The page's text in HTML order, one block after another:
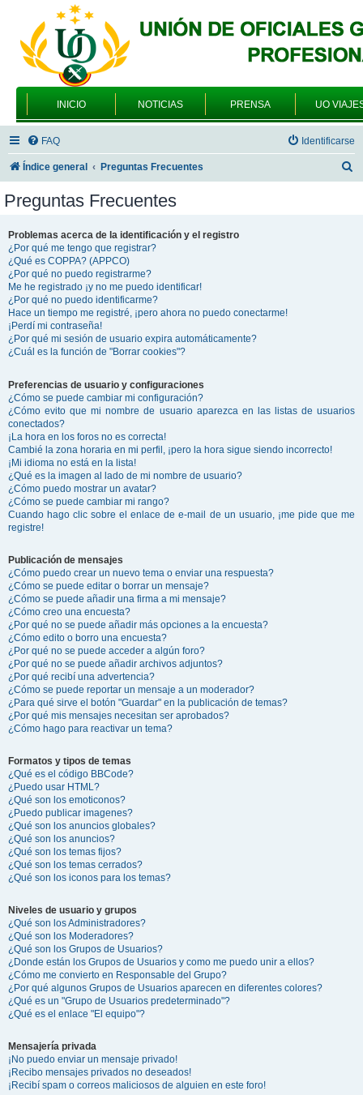
INICIO NOTICIAS PRENSA UO
FAQ Identificarse
Índice general Preguntas Frecuentes
Preguntas Frecuentes
Problemas acerca de la identificación y el registro
¿Por qué me tengo que registrar?
¿Qué es COPPA? (APPCO)
¿Por qué no puedo registrarme?
Me he registrado ¡y no me puedo identificar!
¿Por qué no puedo identificarme?
Hace un tiempo me registré, ¡pero ahora no puedo conectarme!
¡Perdí mi contraseña!
¿Por qué mi sesión de usuario expira automáticamente?
¿Cuál es la función de "Borrar cookies"?
Preferencias de usuario y configuraciones
¿Cómo se puede cambiar mi configuración?
¿Cómo evito que mi nombre de usuario aparezca en las listas de usuarios
conectados?
¡La hora en los foros no es correcta!
Cambié la zona horaria en mi perfil, ¡pero la hora sigue siendo incorrecto!
¡Mi idioma no está en la lista!
¿Qué es la imagen al lado de mi nombre de usuario?
¿Cómo puedo mostrar un avatar?
¿Cómo se puede cambiar mi rango?
Cuando hago clic sobre el enlace de e-mail de un usuario, ¡me pide que me
registre!
Publicación de mensajes
¿Cómo puedo crear un nuevo tema o enviar una respuesta?
¿Cómo se puede editar o borrar un mensaje?
¿Cómo se puede añadir una firma a mi mensaje?
¿Cómo creo una encuesta?
¿Por qué no se puede añadir más opciones a la encuesta?
¿Cómo edito o borro una encuesta?
¿Por qué no se puede acceder a algún foro?
¿Por qué no se puede añadir archivos adjuntos?
¿Por qué recibí una advertencia?
¿Cómo se puede reportar un mensaje a un moderador?
¿Para qué sirve el botón "Guardar" en la publicación de temas?
¿Por qué mis mensajes necesitan ser aprobados?
¿Cómo hago para reactivar un tema?
Formatos y tipos de temas
¿Qué es el código BBCode?
¿Puedo usar HTML?
¿Qué son los emoticonos?
¿Puedo publicar imagenes?
¿Qué son los anuncios globales?
¿Qué son los anuncios?
¿Qué son los temas fijos?
¿Qué son los temas cerrados?
¿Qué son los iconos para los temas?
Niveles de usuario y grupos
¿Qué son los Administradores?
¿Qué son los Moderadores?
¿Qué son los Grupos de Usuarios?
¿Donde están los Grupos de Usuarios y como me puedo unir a ellos?
¿Cómo me convierto en Responsable del Grupo?
¿Por qué algunos Grupos de Usuarios aparecen en diferentes colores?
¿Qué es un "Grupo de Usuarios predeterminado"?
¿Qué es el enlace "El equipo"?
Mensajería privada
¡No puedo enviar un mensaje privado!
¡Recibo mensajes privados no deseados!
¡Recibí spam o correos maliciosos de alguien en este foro!